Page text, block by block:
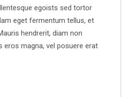
egoists sed tortor
eget fermentum tellus, et
hendrerit, diam non
magna, vel posuere erat